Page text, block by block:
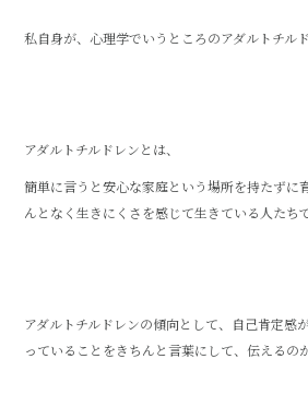
私自身が、心理学でいうところのアダルトチル
アダルトチルドレンとは、
簡単に言うと安心な家庭という場所を持たずに
んとなく生きにくさを感じて生きている人たちで
アダルトチルドレンの傾向として、自己肯定感
っていることをきちんと言葉にして、伝えるの